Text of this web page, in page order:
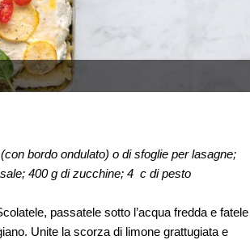
bordo ondulato) o di sfoglie per lasagne;
400 g di zucchine; 4 c di pesto
passatele sotto l’acqua fredda e fatele
Unite la scorza di limone grattugiata e